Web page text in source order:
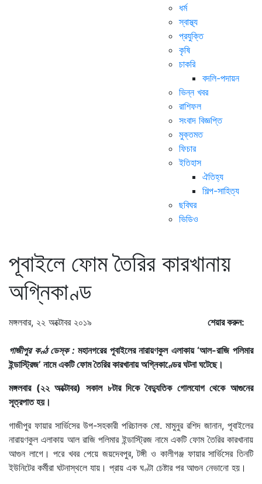
ধর্ম
স্বাস্থ্য
প্রযুক্তি
কৃষি
চাকরি
বদলি-পদায়ন
ভিন্ন খবর
রাশিফল
সংবাদ বিজ্ঞপ্তি
মুক্তমত
ফিচার
ইতিহাস
ঐতিহ্য
শিল্প-সাহিত্য
ছবিঘর
ভিডিও
পূবাইলে ফোম তৈরির কারখানায়
অগ্নিকাণ্ড
মঙ্গলবার, ২২ অক্টোবর ২০১৯ শেয়ার করুন:
গাজীপুর কণ্ঠ ডেস্ক :মহানগরের পূবাইলের নারায়ণকুল এলাকায় ‘আল-রাজি পলিমার
ইন্ডাস্ট্রিজ’ নামে একটি ফোম তৈরির কারখানায় অগ্নিকাণ্ডের ঘটনা ঘটেছে।
মঙ্গলবার (২২ অক্টোবর) সকাল ৮টার দিকে বৈদ্যুতিক গোলযোগ থেকে আগুনের
সূত্রপাত হয়।
গাজীপুর ফায়ার সার্ভিসের উপ-সহকারী পরিচালক মো. মামুনুর রশিদ জানান, পূবাইলের
নারায়ণকুল এলাকায় আল রাজি পলিমার ইন্ডাস্ট্রিজ নামে একটি ফোম তৈরির কারখানায়
আগুন লাগে। পরে খবর পেয়ে জয়দেবপুর, টঙ্গী ও কালীগঞ্জ ফায়ার সার্ভিসের তিনটি
ইউনিটের কর্মীরা ঘটনাস্থলে যায়। প্রায় এক ঘণ্টা চেষ্টার পর আগুন নেভানো হয়।